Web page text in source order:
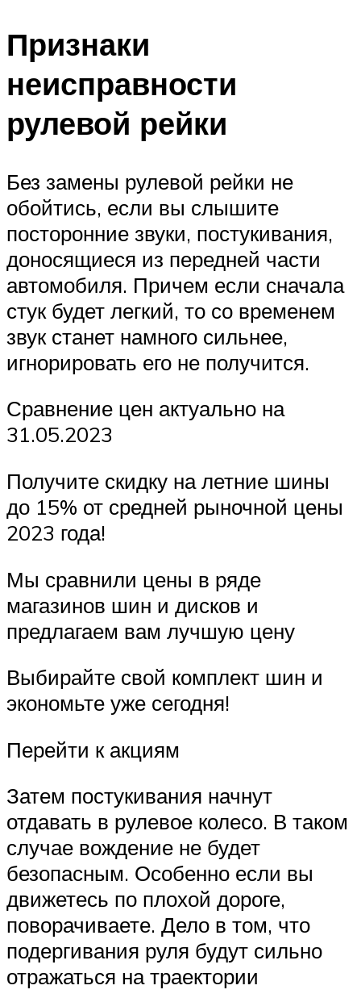
Признаки
неисправности
рулевой рейки
Без замены рулевой рейки не
обойтись, если вы слышите
посторонние звуки, постукивания,
доносящиеся из передней части
автомобиля. Причем если сначала
стук будет легкий, то со временем
звук станет намного сильнее,
игнорировать его не получится.
Сравнение цен актуально на
31.05.2023
Получите скидку на летние шины
до 15% от средней рыночной цены
2023 года!
Мы сравнили цены в ряде
магазинов шин и дисков и
предлагаем вам лучшую цену
Выбирайте свой комплект шин и
экономьте уже сегодня!
Перейти к акциям
Затем постукивания начнут
отдавать в рулевое колесо. В таком
случае вождение не будет
безопасным. Особенно если вы
движетесь по плохой дороге,
поворачиваете. Дело в том, что
подергивания руля будут сильно
отражаться на траектории